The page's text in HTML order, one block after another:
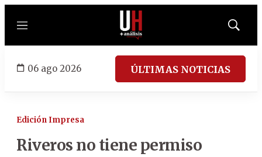
Menú
Mostrar
06 ago 2026 ÚLTIMAS NOTICIAS
Edición Impresa
Riveros no tiene permiso